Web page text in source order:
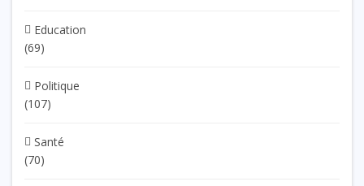
Education
(69)
Politique
(107)
Santé
(70)